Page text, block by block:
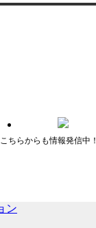
こちらからも情報発信中！